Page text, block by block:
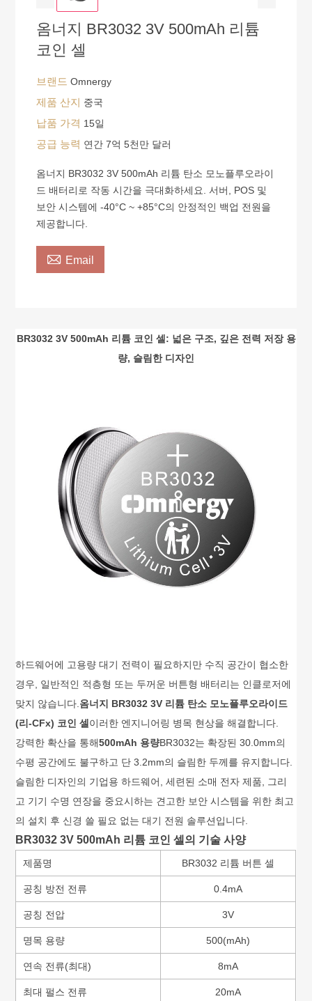
옴너지 BR3032 3V 500mAh 리튬
코인 셀
브랜드Omnergy
제품 산지 중국
납품 가격 15일
공급 능력 연간 7억 5천만 달러
옴너지 BR3032 3V 500mAh 리튬 탄소 모노플루오라이
드 배터리로 작동 시간을 극대화하세요. 서버, POS 및
보안 시스템에 -40°C ~ +85°C의 안정적인 백업 전원을
제공합니다.
 Email
BR3032 3V 500mAh 리튬 코인 셀: 넓은 구조, 깊은 전력 저장 용
량, 슬림한 디자인
하드웨어에 고용량 대기 전력이 필요하지만 수직 공간이 협소한
경우, 일반적인 적층형 또는 두꺼운 버튼형 배터리는 인클로저에
맞지 않습니다. 옴너지 BR3032 3V 리튬 탄소 모노플루오라이드
(리-CFx) 코인 셀 이러한 엔지니어링 병목 현상을 해결합니다.
강력한 확산을 통해500mAh 용량BR3032는 확장된 30.0mm의
수평 공간에도 불구하고 단 3.2mm의 슬림한 두께를 유지합니다.
슬림한 디자인의 기업용 하드웨어, 세련된 소매 전자 제품, 그리
고 기기 수명 연장을 중요시하는 견고한 보안 시스템을 위한 최고
의 설치 후 신경 쓸 필요 없는 대기 전원 솔루션입니다.
BR3032 3V 500mAh 리튬 코인 셀의 기술 사양
제품명 BR3032 리튬 버튼 셀
공칭 방전 전류 0.4mA
공칭 전압 3V
명목 용량 500(mAh)
연속 전류(최대) 8mA
최대 펄스 전류 20mA